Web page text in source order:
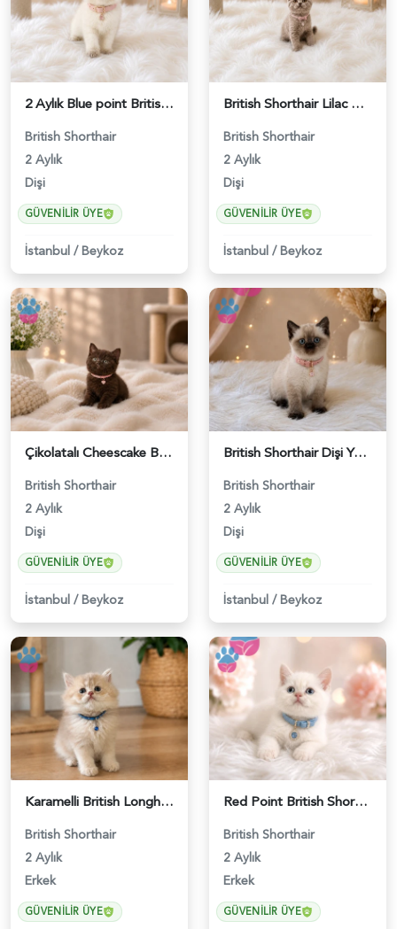
2 Aylık Blue point British Shorthair Nazlı Kızımız - 4642
British Shorthair
2 Aylık
Dişi
GÜVENILIR ÜYE
İstanbul /Beykoz
British Shorthair Lilac Renk Dişi Yavrumuz - 4646
British Shorthair
2 Aylık
Dişi
GÜVENILIR ÜYE
İstanbul /Beykoz
Çikolatalı Cheescake British Shorthair Dişi Yavrumuz - 4902
British Shorthair
2 Aylık
Dişi
GÜVENILIR ÜYE
İstanbul /Beykoz
British Shorthair Dişi Yavrumuz 2 Aylık - 4647
British Shorthair
2 Aylık
Dişi
GÜVENILIR ÜYE
İstanbul /Beykoz
Karamelli British Longhair Erkek 2 Aylık - 4919
British Shorthair
2 Aylık
Erkek
GÜVENILIR ÜYE
Red Point British Shorthair Erkek - 4692
British Shorthair
2 Aylık
Erkek
GÜVENILIR ÜYE